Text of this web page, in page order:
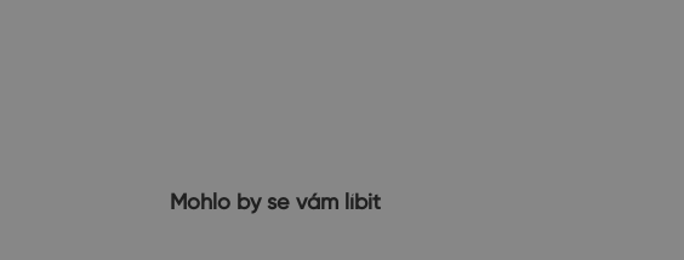
Mohlo by se vám líbit